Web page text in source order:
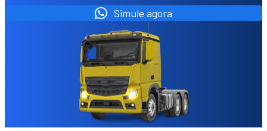
Simule agora